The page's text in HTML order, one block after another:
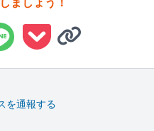
ましょう！
を通報する